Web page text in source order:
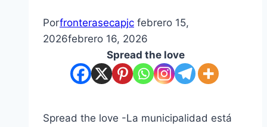
Porfronterasecapjc febrero 15,
2026febrero 16, 2026
Spread the love
Spread the love -La municipalidad está